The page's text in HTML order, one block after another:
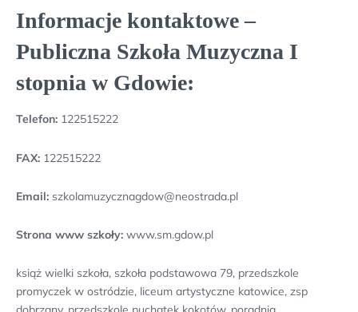
Informacje kontaktowe –
Publiczna Szkoła Muzyczna I
stopnia w Gdowie:
Telefon: 122515222
FAX: 122515222
Email: szkolamuzycznagdow@neostrada.pl
Strona www szkoły: www.sm.gdow.pl
książ wielki szkoła, szkoła podstawowa 79, przedszkole
promyczek w ostródzie, liceum artystyczne katowice, zsp